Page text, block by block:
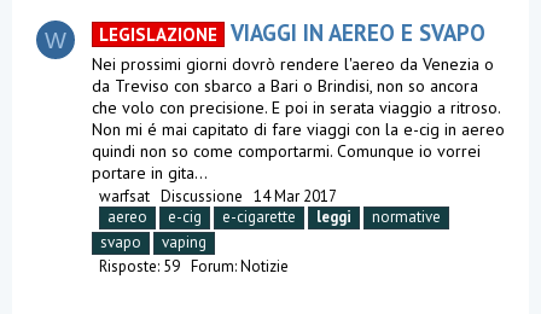
W LEGISLAZIONE VIAGGI IN AEREO E SVAPO
Nei prossimi giorni dovrò rendere l'aereo da Venezia o
da Treviso con sbarco a Bari o Brindisi, non so ancora
che volo con precisione. E poi in serata viaggio a ritroso.
Non mi é mai capitato di fare viaggi con la e-cig in aereo
quindi non so come comportarmi. Comunque io vorrei
portare in gita...
warfsat Discussione 14 Mar 2017
aereo
e-cig e-cigarette leggi
normative
svapo
vaping
Risposte: 59 Forum:Notizie